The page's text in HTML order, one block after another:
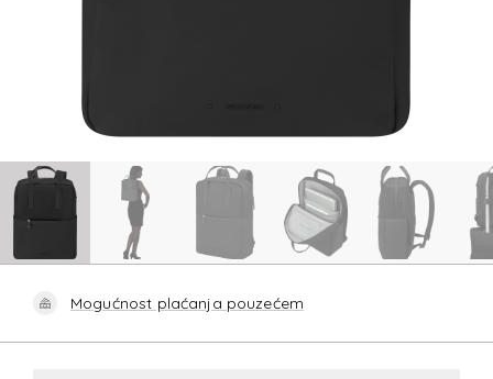
Mogućnost plaćanja pouzećem